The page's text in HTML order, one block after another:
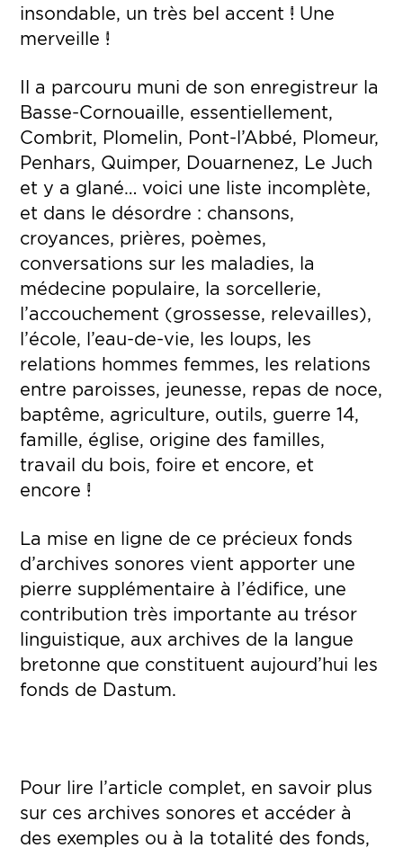
insondable, un très bel accent ! Une
merveille !
Il a parcouru muni de son enregistreur la
Basse-Cornouaille, essentiellement,
Combrit, Plomelin, Pont-l’Abbé, Plomeur,
Penhars, Quimper, Douarnenez, Le Juch
et y a glané… voici une liste incomplète,
et dans le désordre : chansons,
croyances, prières, poèmes,
conversations sur les maladies, la
médecine populaire, la sorcellerie,
l’accouchement (grossesse, relevailles),
l’école, l’eau-de-vie, les loups, les
relations hommes femmes, les relations
entre paroisses, jeunesse, repas de noce,
baptême, agriculture, outils, guerre 14,
famille, église, origine des familles,
travail du bois, foire et encore, et
encore !
La mise en ligne de ce précieux fonds
d’archives sonores vient apporter une
pierre supplémentaire à l’édifice, une
contribution très importante au trésor
linguistique, aux archives de la langue
bretonne que constituent aujourd’hui les
fonds de Dastum.
Pour lire l’article complet, en savoir plus
sur ces archives sonores et accéder à
des exemples ou à la totalité des fonds,